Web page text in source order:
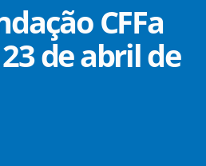
CFFa
23 de abril de